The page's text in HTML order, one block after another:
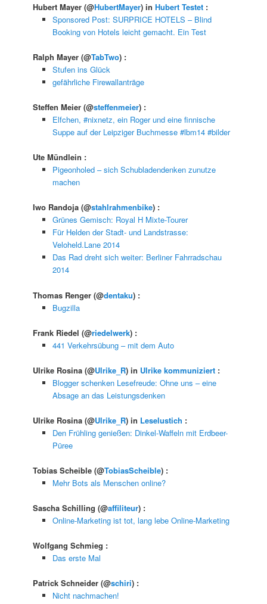
Hubert Mayer(@HubertMayer) inHubert Testet :
Sponsored Post: SURPRICE HOTELS – Blind
Booking von Hotels leicht gemacht. Ein Test
Ralph Mayer(@TabTwo) :
Stufen ins Glück
gefährliche Firewallanträge
Steffen Meier(@steffenmeier) :
Elfchen, #nixnetz, ein Roger und eine finnische
Suppe auf der Leipziger Buchmesse #lbm14 #bilder
Ute Mündlein :
Pigeonholed – sich Schubladendenken zunutze
machen
Iwo Randoja(@stahlrahmenbike) :
Grünes Gemisch: Royal H Mixte-Tourer
Für Helden der Stadt- und Landstrasse:
Veloheld.Lane 2014
Das Rad dreht sich weiter: Berliner Fahrradschau
2014
Thomas Renger(@dentaku) :
Bugzilla
Frank Riedel(@riedelwerk) :
441 Verkehrsübung – mit dem Auto
Ulrike Rosina(@Ulrike_R) in Ulrike kommuniziert :
Blogger schenken Lesefreude: Ohne uns – eine
Absage an das Leistungsdenken
Ulrike Rosina(@Ulrike_R) in Leselustich :
Den Frühling genießen: Dinkel-Waffeln mit Erdbeer-
Püree
Tobias Scheible(@TobiasScheible) :
Mehr Bots als Menschen online?
Sascha Schilling(@affiliteur) :
Online-Marketing ist tot, lang lebe Online-Marketing
Wolfgang Schmieg :
Das erste Mal
Patrick Schneider(@schiri) :
Nicht nachmachen!